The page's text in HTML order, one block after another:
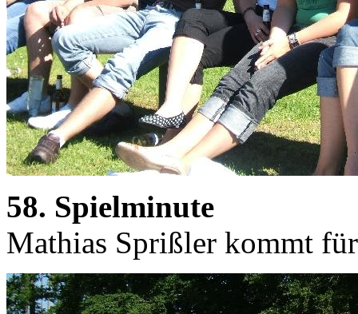
58. Spielminute
Mathias Sprißler kommt